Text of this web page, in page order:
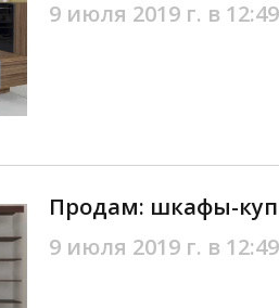
9 июля 2019 г. в 12:49
Продам: шкафы-
9 июля 2019 г. в 12:49